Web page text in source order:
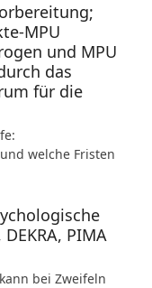
MPU
und MPU
das
für die
welche Fristen
PIMA
bei Zweifeln